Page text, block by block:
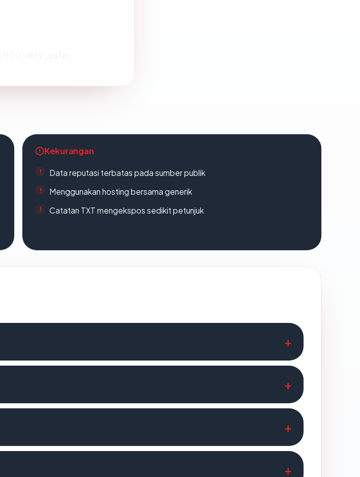
Kekurangan
Data reputasi terbatas pada sumber publik
Menggunakan hosting bersama generik
Catatan TXT mengekspos sedikit petunjuk